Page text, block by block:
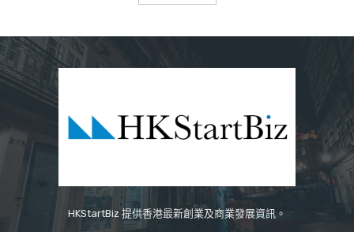
HKStartBiz 提供香港最新創業及商業發展資訊。